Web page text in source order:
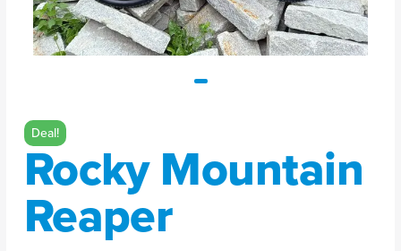
Deal!
Rocky Mountain
Reaper